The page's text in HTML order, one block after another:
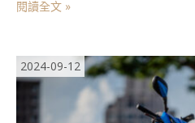
閱讀全文 »
2024-09-12